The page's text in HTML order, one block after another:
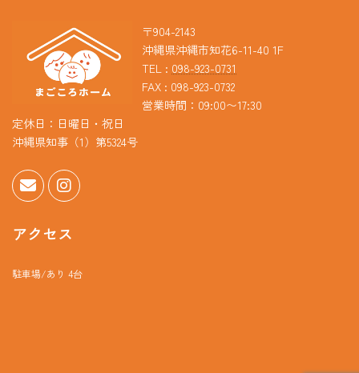
〒904-2143
沖縄県沖縄市知花6-11-40 1F
TEL : 098-923-0731
FAX : 098-923-0732
営業時間：09:00〜17:30
定休日：日曜日・祝日
沖縄県知事（1）第5324号
アクセス
駐車場/あり 4台